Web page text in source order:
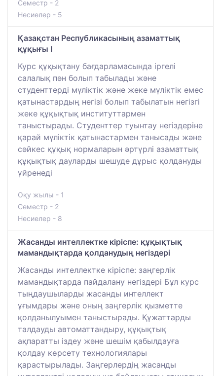
Семестр - 2
Несиелер - 5
Қазақстан Республикасының азаматтық
құқығы I
Курс құқықтану бағдарламасында іргелі
салалық пән болып табылады және
студенттерді мүліктік және жеке мүліктік емес
қатынастардың негізі болып табылатын негізгі
жеке құқықтық институттармен
таныстырады. Студенттер туынтау негіздеріне
қарай мүліктік қатынастармен танысады және
сәйкес құқық нормаларын әртүрлі азаматтық
құқықтық дауларды шешуде дұрыс қолдануды
үйренеді
Оқу жылы - 1
Семестр - 2
Несиелер - 8
Жасанды интеллектке кіріспе: құқықтық
мамандықтарда қолданудың негіздері
Жасанды интеллектке кіріспе: заңгерлік
мамандықтарда пайдалану негіздері Бұл курс
тыңдаушыларды жасанды интеллект
ұғымдары және оның заңгерлік қызметте
қолданылуымен таныстырады. Құжаттарды
талдауды автоматтандыру, құқықтық
ақпаратты іздеу және шешім қабылдауға
қолдау көрсету технологиялары
қарастырылады. Заңгерлердің жасанды